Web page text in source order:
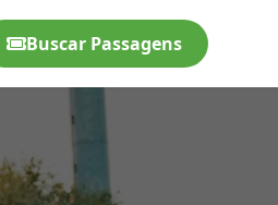
Buscar Passagens